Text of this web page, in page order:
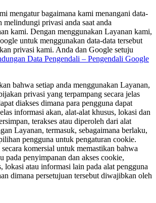
mengatur bagaimana kami menangani data-
melindungi privasi anda saat anda
kami. Dengan menggunakan Layanan kami,
untuk menggunakan data-data tersebut
privasi kami. Anda dan Google setuju
Data Pengendali – Pengendali Google
bahwa setiap anda menggunakan Layanan,
privasi yang terpampang secara jelas
diakses dimana para pengguna dapat
informasi akan, alat-alat khusus, lokasi dan
terakses atau diperoleh dari alat
Layanan, termasuk, sebagaimana berlaku,
pengguna untuk pengaturan cookie.
komersial untuk memastikan bahwa
pada penyimpanan dan akses cookie,
lokasi atau informasi lain pada alat pengguna
dimana persetujuan tersebut diwajibkan oleh